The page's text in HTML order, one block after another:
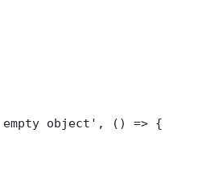
object', () => {